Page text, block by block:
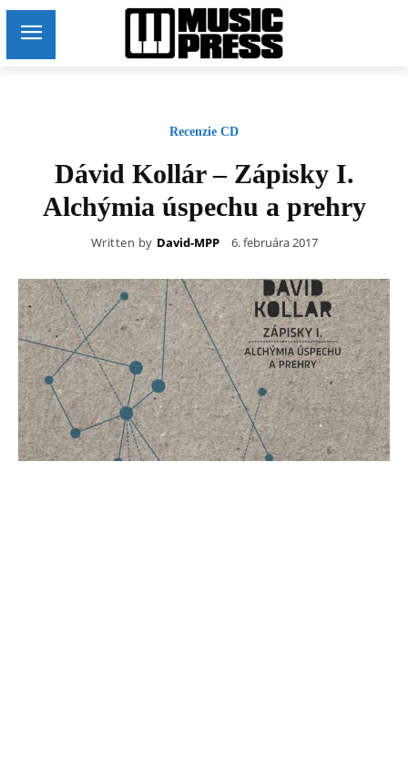
Recenzie CD
Dávid Kollár – Zápisky I.
Alchýmia úspechu a prehry
Written by David-MPP 6. februára 2017